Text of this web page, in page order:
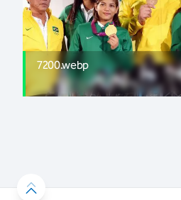
7200.webp